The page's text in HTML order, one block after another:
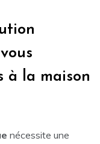
à la maison
nécessite une